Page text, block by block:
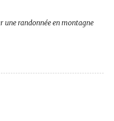
une randonnée en montagne